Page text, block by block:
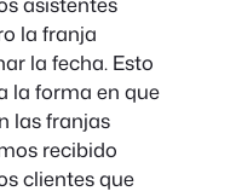
la franja
la fecha. Esto
la forma en que
las franjas
recibido
clientes que